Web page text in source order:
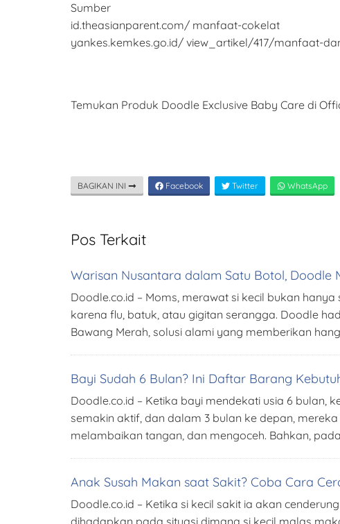
Sumber
id.theasianparent.com/ manfaat-cokelat
yankes.kemkes.go.id/ view_artikel/417/manfaat-
Temukan Produk Doodle Exclusive Baby Care di
BAGIKAN INI Facebook Twitter WhatsApp
Pos Terkait
Warisan Nusantara dalam Satu Botol, Doodle
Doodle.co.id – Moms, merawat si kecil bukan
karena flu, batuk, atau gigitan serangga. Doodle
Bawang Merah, solusi alami yang memberikan
Bayi Sudah 6 Bulan? Ini Daftar Barang
Doodle.co.id – Ketika bayi mendekati usia 6 bulan,
semakin aktif, dan dalam 3 bulan ke depan,
melambaikan tangan, dan mengoceh. Bahkan,
Anak Susah Makan saat Sakit? Coba Cara
Doodle.co.id – Ketika si kecil sakit ia akan